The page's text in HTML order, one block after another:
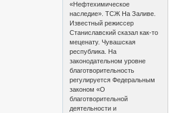
«Нефтехимическое
наследие». ТСЖ На Заливе.
Известный режиссер
Станиславский сказал как-то
меценату. Чувашская
республика. На
законодательном уровне
благотворительность
регулируется Федеральным
законом «О
благотворительной
деятельности и